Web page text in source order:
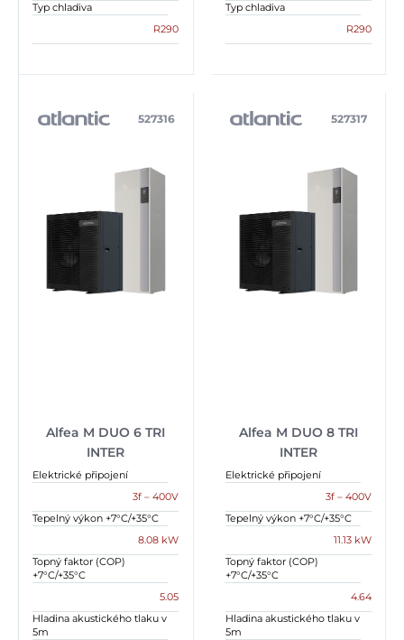
Typ chladiva
R290
Typ chladiva
R290
Alfea M DUO 6 TRI
INTER
527316
Elektrické připojení
3f – 400V
Tepelný výkon +7°C/+35°C
8.08 kW
Topný faktor (COP)
+7°C/+35°C
5.05
Hladina akustického tlaku v
5m
Alfea M DUO 8 TRI
INTER
527317
Elektrické připojení
3f – 400V
Tepelný výkon +7°C/+35°C
11.13 kW
Topný faktor (COP)
+7°C/+35°C
4.64
Hladina akustického tlaku v
5m